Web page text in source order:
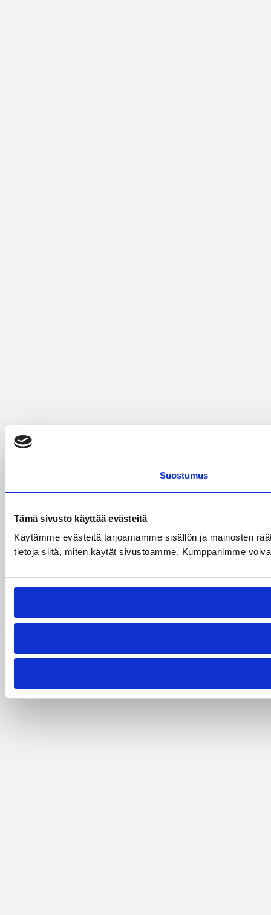
Suostumus
Tämä sivusto käyttää evästeitä
Käytämme evästeitä tarjoamamme sisällön ja mainosten
tietoja siitä, miten käytät sivustoamme. Kumppanimme